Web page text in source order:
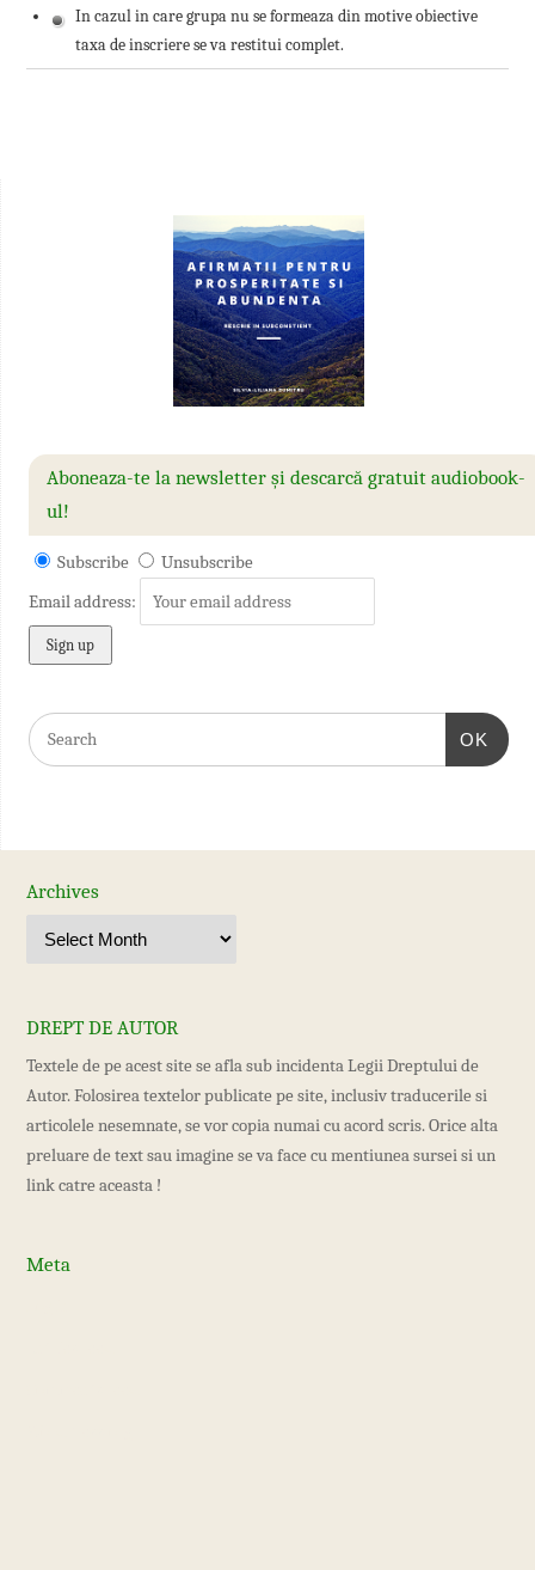
In cazul in care grupa nu se formeaza din motive obiective
taxa de inscriere se va restitui complet.
Aboneaza-te la newsletter și descarcă gratuit audiobook-
ul!
Subscribe
Unsubscribe
Email address:
OK
Archives
DREPT DE AUTOR
Textele de pe acest site se afla sub incidenta Legii Dreptului de
Autor. Folosirea textelor publicate pe site, inclusiv traducerile si
articolele nesemnate, se vor copia numai cu acord scris. Orice alta
preluare de text sau imagine se va face cu mentiunea sursei si un
link catre aceasta !
Meta